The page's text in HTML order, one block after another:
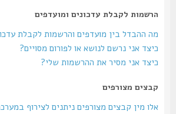
הרשמות לקבלת עדכונים ומועדפים
מה ההבדל בין מועדפים והרשמות לקבלת עדכונים?
כיצד אני נרשם לנושא או לפורום מסויים?
כיצד אני מסיר את ההרשמות שלי?
קבצים מצורפים
אלו מין קבצים מצורפים ניתנים לצירוף במערכת זו?